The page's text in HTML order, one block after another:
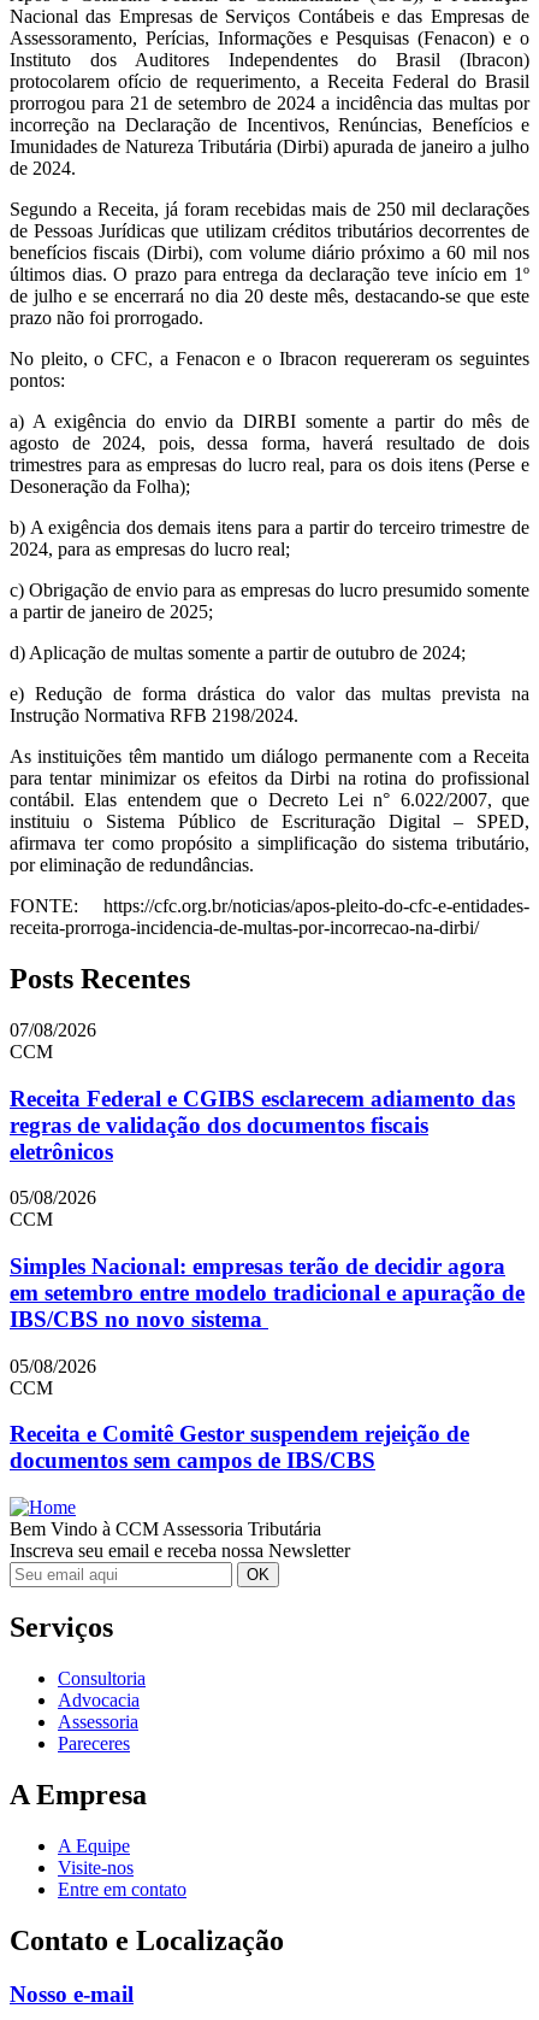
Nacional das Empresas de Serviços Contábeis e das Empresas de
Assessoramento, Perícias, Informações e Pesquisas (Fenacon) e o
Instituto dos Auditores Independentes do Brasil (Ibracon)
protocolarem ofício de requerimento, a Receita Federal do Brasil
prorrogou para 21 de setembro de 2024 a incidência das multas por
incorreção na Declaração de Incentivos, Renúncias, Benefícios e
Imunidades de Natureza Tributária (Dirbi) apurada de janeiro a julho
de 2024.
Segundo a Receita, já foram recebidas mais de 250 mil declarações
de Pessoas Jurídicas que utilizam créditos tributários decorrentes de
benefícios fiscais (Dirbi), com volume diário próximo a 60 mil nos
últimos dias. O prazo para entrega da declaração teve início em 1º
de julho e se encerrará no dia 20 deste mês, destacando-se que este
prazo não foi prorrogado.
No pleito, o CFC, a Fenacon e o Ibracon requereram os seguintes
pontos:
a) A exigência do envio da DIRBI somente a partir do mês de
agosto de 2024, pois, dessa forma, haverá resultado de dois
trimestres para as empresas do lucro real, para os dois itens (Perse e
Desoneração da Folha);
b) A exigência dos demais itens para a partir do terceiro trimestre de
2024, para as empresas do lucro real;
c) Obrigação de envio para as empresas do lucro presumido somente
a partir de janeiro de 2025;
d) Aplicação de multas somente a partir de outubro de 2024;
e) Redução de forma drástica do valor das multas prevista na
Instrução Normativa RFB 2198/2024.
As instituições têm mantido um diálogo permanente com a Receita
para tentar minimizar os efeitos da Dirbi na rotina do profissional
contábil. Elas entendem que o Decreto Lei n° 6.022/2007, que
instituiu o Sistema Público de Escrituração Digital – SPED,
afirmava ter como propósito a simplificação do sistema tributário,
por eliminação de redundâncias.
FONTE: https://cfc.org.br/noticias/apos-pleito-do-cfc-e-entidades-
receita-prorroga-incidencia-de-multas-por-incorrecao-na-dirbi/
Posts Recentes
07/08/2026
CCM
Receita Federal e CGIBS esclarecem adiamento das
regras de validação dos documentos fiscais
eletrônicos
05/08/2026
CCM
Simples Nacional: empresas terão de decidir agora
em setembro entre modelo tradicional e apuração de
IBS/CBS no novo sistema
05/08/2026
CCM
Receita e Comitê Gestor suspendem rejeição de
documentos sem campos de IBS/CBS
Bem Vindo à CCM Assessoria Tributária
Inscreva seu email e receba nossa Newsletter
Serviços
Consultoria
Advocacia
Assessoria
Pareceres
A Empresa
A Equipe
Visite-nos
Entre em contato
Contato e Localização
Nosso e-mail